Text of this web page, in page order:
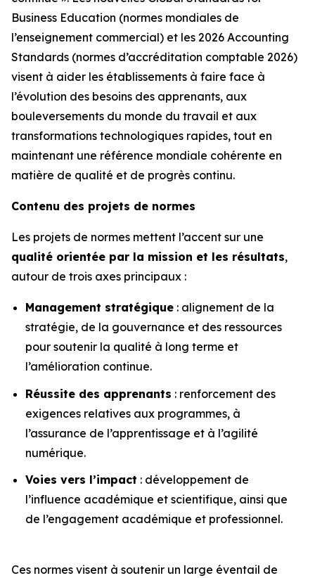
Business Education (normes mondiales de
l’enseignement commercial) et les 2026 Accounting
Standards (normes d’accréditation comptable 2026)
visent à aider les établissements à faire face à
l’évolution des besoins des apprenants, aux
bouleversements du monde du travail et aux
transformations technologiques rapides, tout en
maintenant une référence mondiale cohérente en
matière de qualité et de progrès continu.
Contenu des projets de normes
Les projets de normes mettent l’accent sur une
qualité orientée par la mission et les résultats,
autour de trois axes principaux :
Management stratégique : alignement de la
stratégie, de la gouvernance et des ressources
pour soutenir la qualité à long terme et
l’amélioration continue.
Réussite des apprenants : renforcement des
exigences relatives aux programmes, à
l’assurance de l’apprentissage et à l’agilité
numérique.
Voies vers l’impact : développement de
l’influence académique et scientifique, ainsi que
de l’engagement académique et professionnel.
Ces normes visent à soutenir un large éventail de